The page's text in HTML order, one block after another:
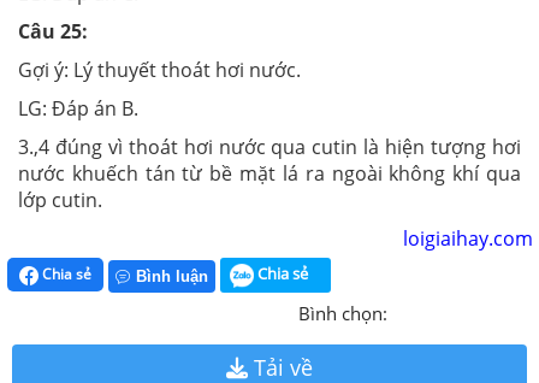
Câu 25:
Gợi ý: Lý thuyết thoát hơi nước.
LG: Đáp án B.
3.,4 đúng vì thoát hơi nước qua cutin là hiện tượng hơi
nước khuếch tán từ bề mặt lá ra ngoài không khí qua
lớp cutin.
loigiaihay.com
Chia sẻ Bình luận Chia sẻ
Bình chọn:
Tải về